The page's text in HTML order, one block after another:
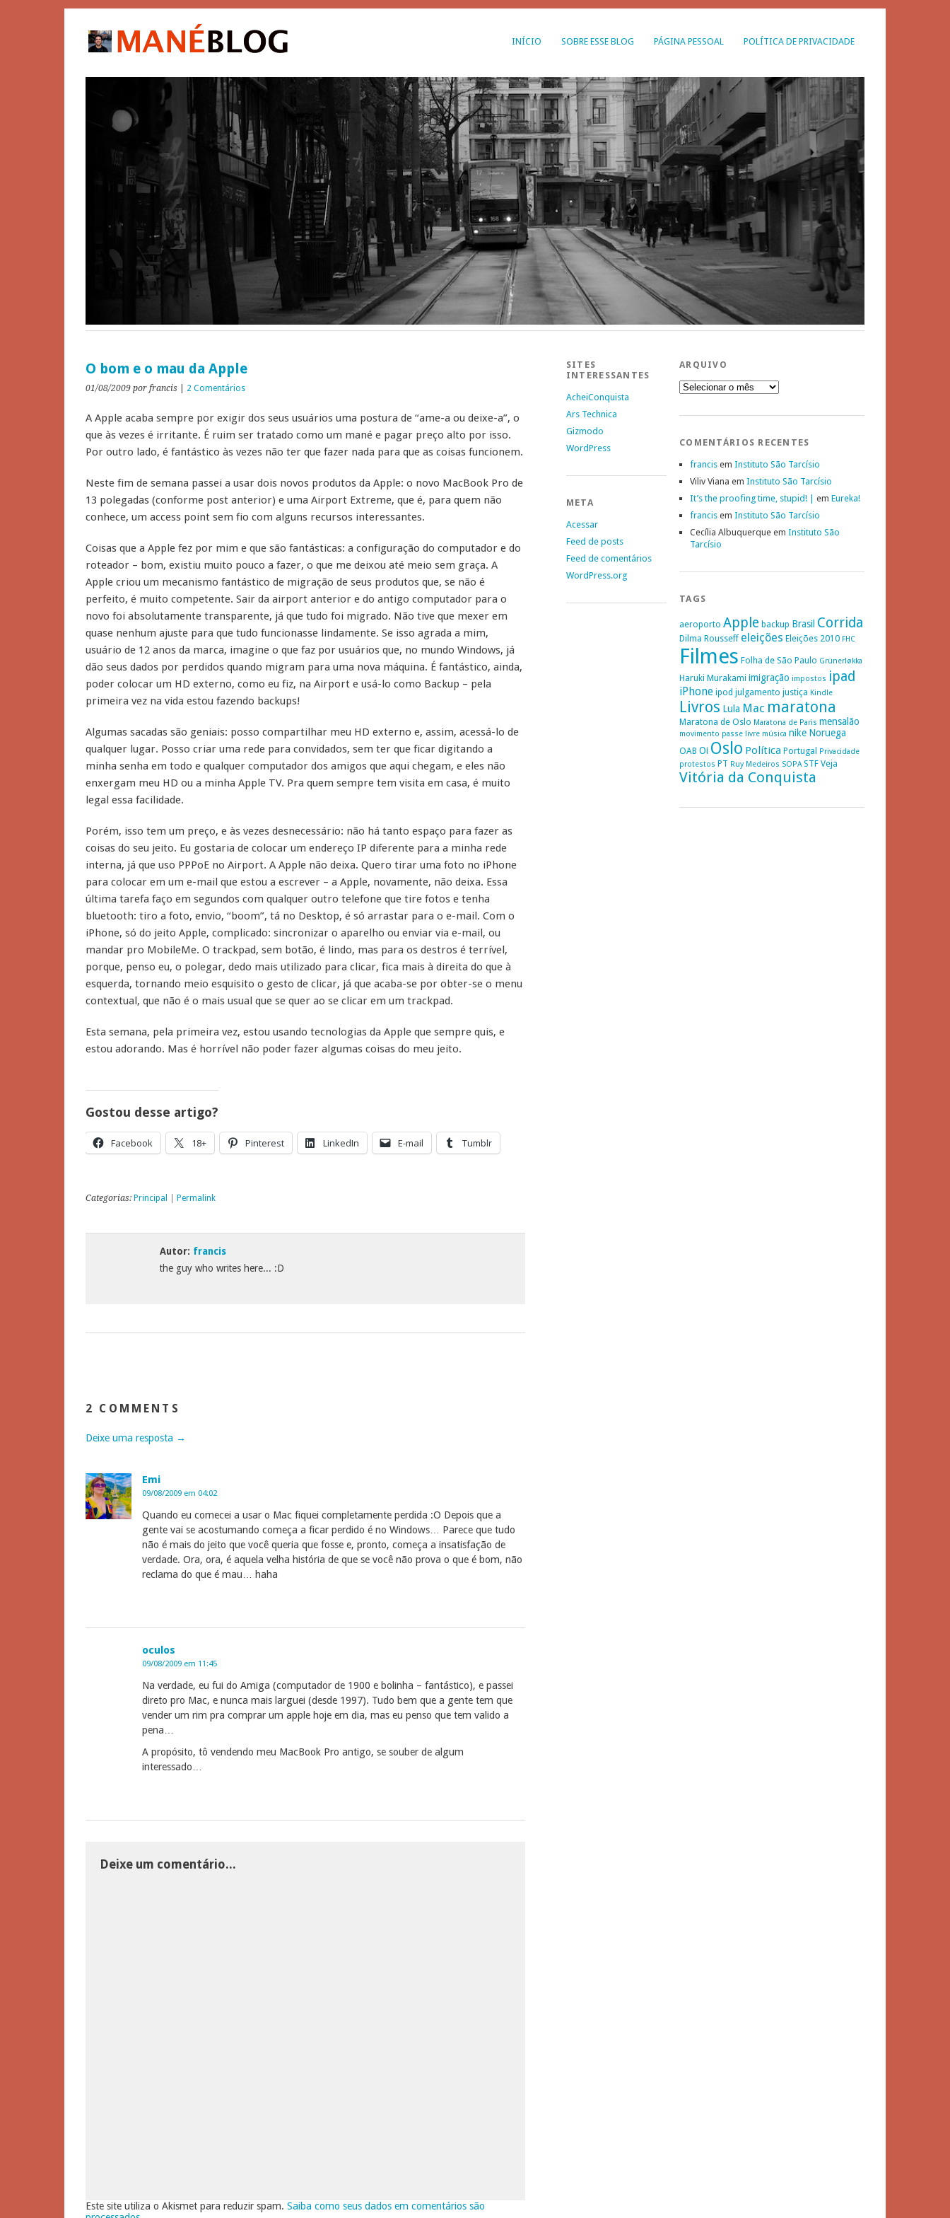
INÍCIO SOBRE ESSE BLOG PÁGINA PESSOAL POLÍTICA DE PRIVACIDADE
O bom e o mau da Apple
01/08/2009 por francis 2 Comentários
A Apple acaba sempre por exigir dos seus usuários uma postura de “ame-a ou deixe-a”, o
que às vezes é irritante. É ruim ser tratado como um mané e pagar preço alto por isso.
Por outro lado, é fantástico às vezes não ter que fazer nada para que as coisas funcionem.
Neste fim de semana passei a usar dois novos produtos da Apple: o novo MacBook Pro de
13 polegadas (conforme post anterior) e uma Airport Extreme, que é, para quem não
conhece, um access point sem fio com alguns recursos interessantes.
Coisas que a Apple fez por mim e que são fantásticas: a configuração do computador e do
roteador – bom, existiu muito pouco a fazer, o que me deixou até meio sem graça. A
Apple criou um mecanismo fantástico de migração de seus produtos que, se não é
perfeito, é muito competente. Sair da airport anterior e do antigo computador para o
novo foi absolutamente transparente, já que tudo foi migrado. Não tive que mexer em
quase nenhum ajuste para que tudo funcionasse lindamente. Se isso agrada a mim,
usuário de 12 anos da marca, imagine o que faz por usuários que, no mundo Windows, já
dão seus dados por perdidos quando migram para uma nova máquina. É fantástico, ainda,
poder colocar um HD externo, como eu fiz, na Airport e usá-lo como Backup – pela
primeira vez na vida estou fazendo backups!
Algumas sacadas são geniais: posso compartilhar meu HD externo e, assim, acessá-lo de
qualquer lugar. Posso criar uma rede para convidados, sem ter que ficar digitando a
minha senha em todo e qualquer computador dos amigos que aqui chegam, e eles não
enxergam meu HD ou a minha Apple TV. Pra quem sempre tem visita em casa, é muito
legal essa facilidade.
Porém, isso tem um preço, e às vezes desnecessário: não há tanto espaço para fazer as
coisas do seu jeito. Eu gostaria de colocar um endereço IP diferente para a minha rede
interna, já que uso PPPoE no Airport. A Apple não deixa. Quero tirar uma foto no iPhone
para colocar em um e-mail que estou a escrever – a Apple, novamente, não deixa. Essa
última tarefa faço em segundos com qualquer outro telefone que tire fotos e tenha
bluetooth: tiro a foto, envio, “boom”, tá no Desktop, é só arrastar para o e-mail. Com o
iPhone, só do jeito Apple, complicado: sincronizar o aparelho ou enviar via e-mail, ou
mandar pro MobileMe. O trackpad, sem botão, é lindo, mas para os destros é terrível,
porque, penso eu, o polegar, dedo mais utilizado para clicar, fica mais à direita do que à
esquerda, tornando meio esquisito o gesto de clicar, já que acaba-se por obter-se o menu
contextual, que não é o mais usual que se quer ao se clicar em um trackpad.
Esta semana, pela primeira vez, estou usando tecnologias da Apple que sempre quis, e
estou adorando. Mas é horrível não poder fazer algumas coisas do meu jeito.
Gostou desse artigo?
Facebook 18+ Pinterest LinkedIn E-mail Tumblr
Categorias: Principal Permalink
Autor: francis
the guy who writes here... :D
2 COMMENTS
Deixe uma resposta →
Emi
09/08/2009 em 04:02
Quando eu comecei a usar o Mac fiquei completamente perdida :O Depois que a
gente vai se acostumando começa a ficar perdido é no Windows… Parece que tudo
não é mais do jeito que você queria que fosse e, pronto, começa a insatisfação de
verdade. Ora, ora, é aquela velha história de que se você não prova o que é bom, não
reclama do que é mau… haha
oculos
09/08/2009 em 11:45
Na verdade, eu fui do Amiga (computador de 1900 e bolinha – fantástico), e passei
direto pro Mac, e nunca mais larguei (desde 1997). Tudo bem que a gente tem que
vender um rim pra comprar um apple hoje em dia, mas eu penso que tem valido a
pena…
A propósito, tô vendendo meu MacBook Pro antigo, se souber de algum
interessado…
Deixe um comentário...
Este site utiliza o Akismet para reduzir spam. Saiba como seus dados em comentários são
SITES
INTERESSANTES
AcheiConquista
Ars Technica
Gizmodo
WordPress
META
Acessar
Feed de posts
Feed de comentários
WordPress.org
ARQUIVO
Arquivo
COMENTÁRIOS RECENTES
francis em Instituto São Tarcísio
Viliv Viana em Instituto São Tarcísio
It’s the proofing time, stupid! |
em Eureka!
francis em Instituto São Tarcísio
Cecília Albuquerque em Instituto São
Tarcísio
TAGS
aeroporto Apple backup Brasil Corrida
Dilma Rousseff eleições Eleições 2010 FHC
Filmes Folha de São Paulo Grünerløkka
Haruki Murakami imigração impostos ipad
iPhone ipod julgamento justiça Kindle
Livros Lula Mac maratona
Maratona de Oslo Maratona de Paris mensalão
movimento passe livre música nike Noruega
OAB Oi Oslo Política Portugal
Privacidade
protestos PT Ruy Medeiros SOPA STF Veja
Vitória da Conquista